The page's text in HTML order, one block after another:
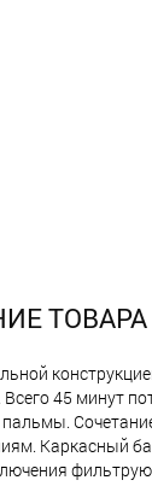
ТОВАРА
45 минут
Каркасный